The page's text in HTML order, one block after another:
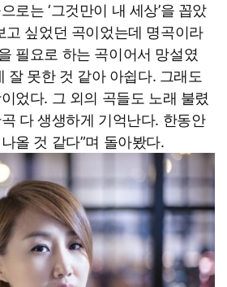
로는 ‘그것만이 내 세상’을 꼽았
고 싶었던 곡이었는데 명곡이라
필요로 하는 곡이어서 망설였
잘 못한 것 같아 아쉽다. 그래도
었다. 그 외의 곡들도 노래 불렸
다 생생하게 기억난다. 한동안
올 것 같다”며 돌아봤다.